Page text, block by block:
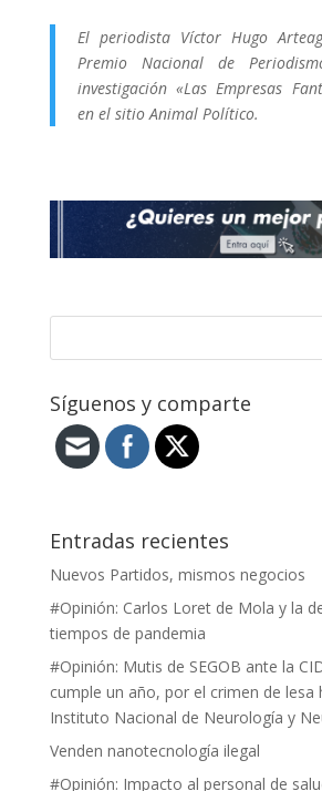
El periodista Víctor Hugo
Premio Nacional de
investigación «Las Empresas
en el sitio Animal Político.
Síguenos y comparte
Entradas recientes
Nuevos Partidos, mismos negocios
#Opinión: Carlos Loret de Mola y la
tiempos de pandemia
#Opinión: Mutis de SEGOB ante la
cumple un año, por el crimen de lesa
Instituto Nacional de Neurología y
Venden nanotecnología ilegal
#Opinión: Impacto al personal de